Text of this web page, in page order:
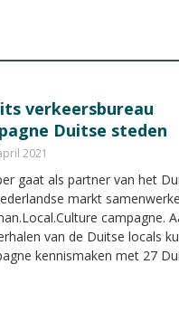
verkeersbureau
Duitse steden
2021
gaat als partner van het
markt
campagne.
van de Duitse locals
kennismaken met 27